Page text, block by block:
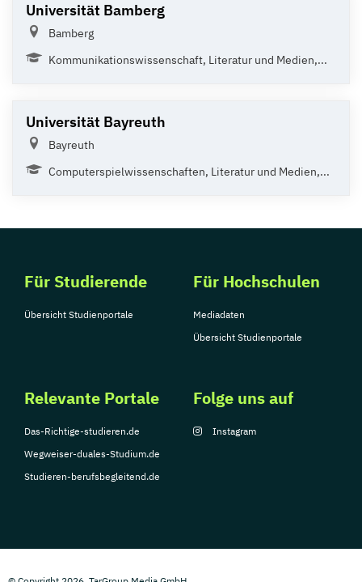
Universität Bamberg
Bamberg
Kommunikationswissenschaft, Literatur und Medien,...
Universität Bayreuth
Bayreuth
Computerspielwissenschaften, Literatur und Medien,...
Für Studierende
Übersicht Studienportale
Für Hochschulen
Mediadaten
Übersicht Studienportale
Relevante Portale
Das-Richtige-studieren.de
Wegweiser-duales-Studium.de
Studieren-berufsbegleitend.de
Folge uns auf
Instagram